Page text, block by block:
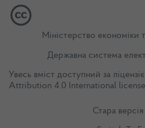
Міністерство економіки
Державна система
Увесь вміст доступний за
Attribution 4.0 International license
Стара